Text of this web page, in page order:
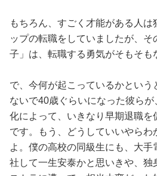
もちろん、すごく才能がある人
ップの転職をしていましたが、そ
子」は、転職する勇気がそもそも
で、今何が起こっているかという
ないで40歳ぐらいになった彼ら
化によって、いきなり早期退職を
です。もう、どうしていいやらわ
よ。僕の高校の同級生にも、大手
社して一生安泰かと思いきや、独